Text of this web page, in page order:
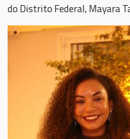
do Distrito Federal, Mayara